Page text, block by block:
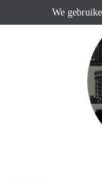
We